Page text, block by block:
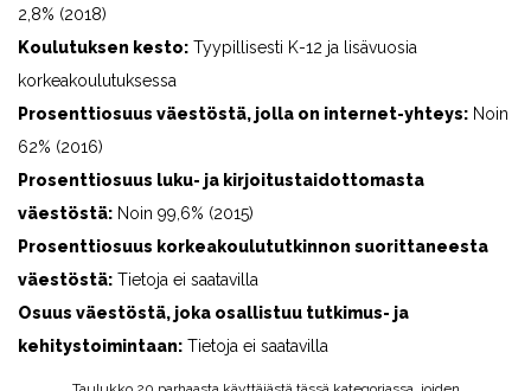
2,8% (2018)
Koulutuksen kesto: Tyypillisesti K-12 ja lisävuosia
korkeakoulutuksessa
Prosenttiosuus väestöstä, jolla on internet-yhteys: Noin
62% (2016)
Prosenttiosuus luku- ja kirjoitustaidottomasta
väestöstä: Noin 99,6% (2015)
Prosenttiosuus korkeakoulututkinnon suorittaneesta
väestöstä: Tietoja ei saatavilla
Osuus väestöstä, joka osallistuu tutkimus- ja
kehitystoimintaan: Tietoja ei saatavilla